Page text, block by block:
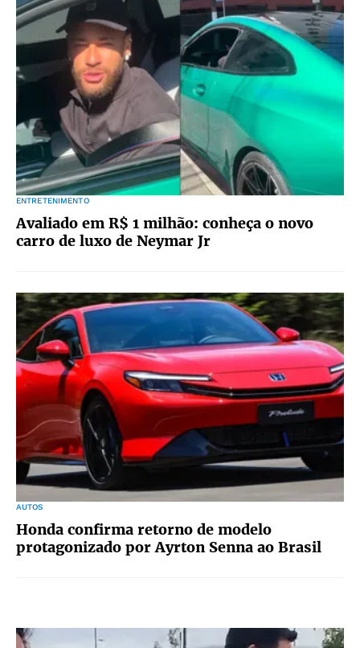
ENTRETENIMENTO
Avaliado em R$ 1 milhão: conheça o novo
carro de luxo de Neymar Jr
AUTOS
Honda confirma retorno de modelo
protagonizado por Ayrton Senna ao Brasil